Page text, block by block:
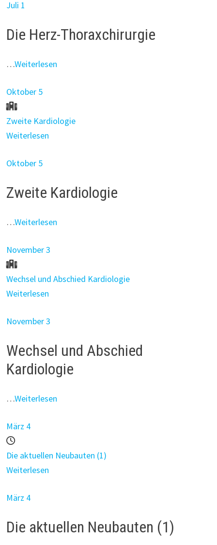
Juli 1
Die Herz-Thoraxchirurgie
…Weiterlesen
Oktober 5
Zweite Kardiologie
Weiterlesen
Oktober 5
Zweite Kardiologie
…Weiterlesen
November 3
Wechsel und Abschied Kardiologie
Weiterlesen
November 3
Wechsel und Abschied
Kardiologie
…Weiterlesen
März 4
Die aktuellen Neubauten (1)
Weiterlesen
März 4
Die aktuellen Neubauten (1)